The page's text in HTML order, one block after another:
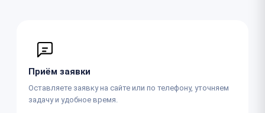
Приём заявки
Оставляете заявку на сайте или по телефону, уточняем
задачу и удобное время.